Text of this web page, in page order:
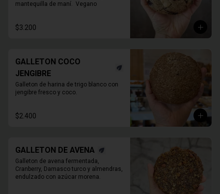
mantequilla de maní.  Vegano
$3.200
GALLETON COCO
JENGIBRE
Galleton de harina de trigo blanco con
jengibre fresco y coco.
$2.400
GALLETON DE AVENA
Galleton de avena fermentada,
Cranberry, Damasco turco y almendras,
endulzado con azúcar morena.